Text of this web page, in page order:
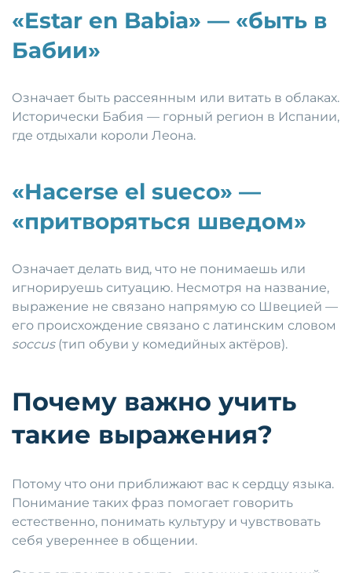
«Estar en Babia» — «быть в
Бабии»
Означает быть рассеянным или витать в облаках.
Исторически Бабия — горный регион в Испании,
где отдыхали короли Леона.
«Hacerse el sueco» —
«притворяться шведом»
Означает делать вид, что не понимаешь или
игнорируешь ситуацию. Несмотря на название,
выражение не связано напрямую со Швецией —
его происхождение связано с латинским словом
soccus(тип обуви у комедийных актёров).
Почему важно учить
такие выражения?
Потому что они приближают вас к сердцу языка.
Понимание таких фраз помогает говорить
естественно, понимать культуру и чувствовать
себя увереннее в общении.